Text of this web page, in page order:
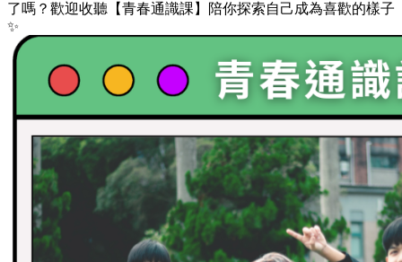
了嗎？歡迎收聽【青春通識課】陪你探索自己成為喜歡的樣子
✨